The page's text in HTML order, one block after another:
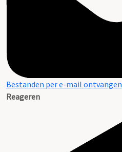
Bestanden per e-mail ontvangen
Reageren